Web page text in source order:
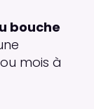
bouche
mois à